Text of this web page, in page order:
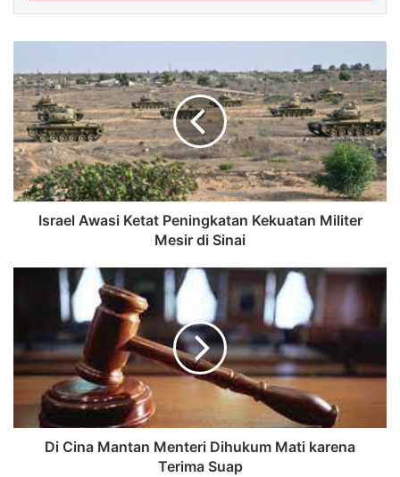
Israel Awasi Ketat Peningkatan Kekuatan Militer
Mesir di Sinai
Di Cina Mantan Menteri Dihukum Mati karena
Terima Suap